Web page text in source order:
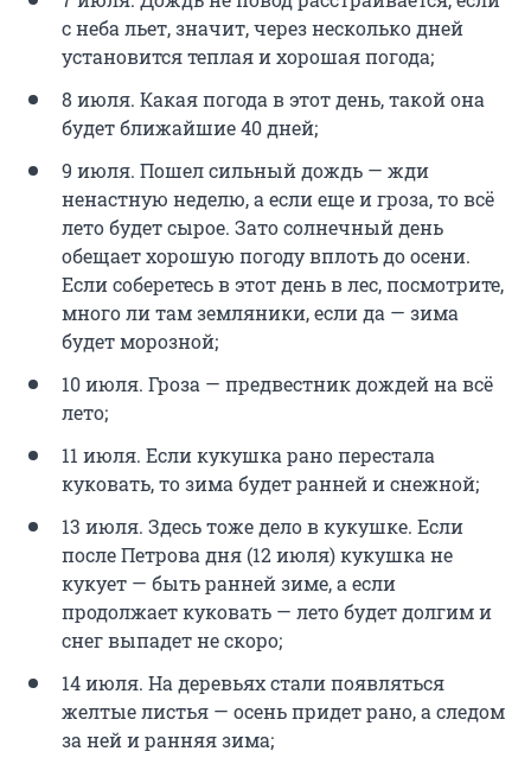
с неба льет, значит, через несколько дней
установится теплая и хорошая погода;
8 июля. Какая погода в этот день, такой она
будет ближайшие 40 дней;
9 июля. Пошел сильный дождь — жди
ненастную неделю, а если еще и гроза, то всё
лето будет сырое. Зато солнечный день
обещает хорошую погоду вплоть до осени.
Если соберетесь в этот день в лес, посмотрите,
много ли там земляники, если да — зима
будет морозной;
10 июля. Гроза — предвестник дождей на всё
лето;
11 июля. Если кукушка рано перестала
куковать, то зима будет ранней и снежной;
13 июля. Здесь тоже дело в кукушке. Если
после Петрова дня (12 июля) кукушка не
кукует — быть ранней зиме, а если
продолжает куковать — лето будет долгим и
снег выпадет не скоро;
14 июля. На деревьях стали появляться
желтые листья — осень придет рано, а следом
за ней и ранняя зима;